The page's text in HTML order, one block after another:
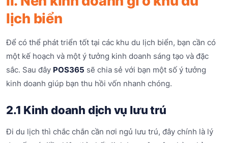
lịch biển
Để có thể phát triển tốt tại các khu du lịch biển, bạn cần có
một kế hoạch và một ý tưởng kinh doanh sáng tạo và đặc
sắc. Sau đây POS365 sẽ chia sẻ với bạn một số ý tưởng
kinh doanh giúp bạn thu hồi vốn nhanh chóng.
2.1 Kinh doanh dịch vụ lưu trú
Đi du lịch thì chắc chắn cần nơi ngủ lưu trú, đây chính là lý